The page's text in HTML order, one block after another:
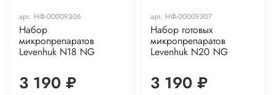
арт. НФ-00009306
Набор
микропрепаратов
Levenhuk N18 NG
3 190 ₽
арт. НФ-00009307
Набор готовых
микропрепаратов
Levenhuk N20 NG
3 190 ₽